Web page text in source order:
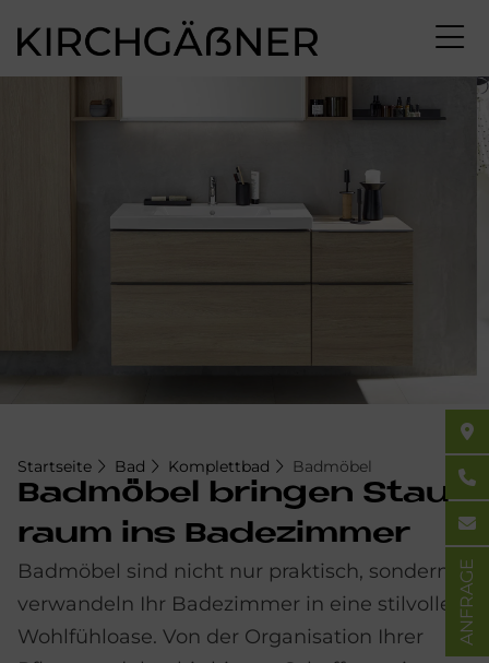
Startseite Bad Komplettbad Badmöbel
Bad­mö­bel brin­gen Stau­
raum ins Ba­de­zim­mer
Badmöbel sind nicht nur praktisch, sondern
verwandeln Ihr Badezimmer in eine stilvolle
Wohlfühloase. Von der Organisation Ihrer
ANFRAGE